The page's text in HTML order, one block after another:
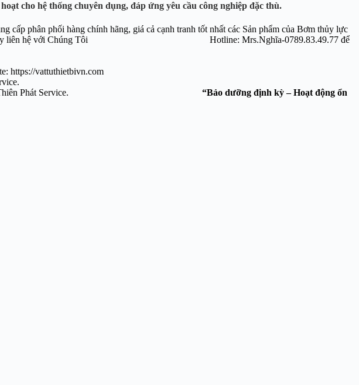
cho hệ thống chuyên dụng, đáp ứng yêu cầu công nghiệp đặc thù.
phân phối hàng chính hãng, giá cả cạnh tranh tốt nhất các Sản phẩm của Bơm thủy lực
hãy liên hệ với Chúng Tôi Hotline: Mrs.Nghĩa-0789.83.49.77 để
vattuthietbivn.com
ty TNHH Hoàng Thiên Phát Service.
“Bảo dưỡng định kỳ – Hoạt động ổn